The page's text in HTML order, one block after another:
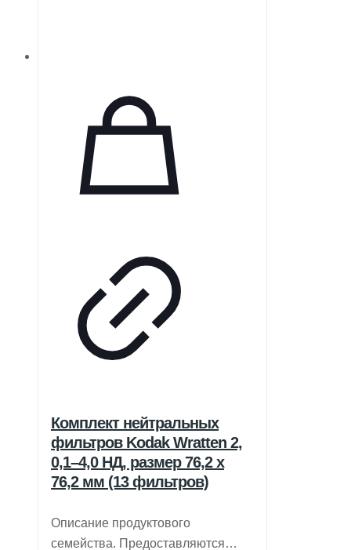
Комплект нейтральных
фильтров Kodak Wratten 2,
0,1–4,0 НД, размер 76,2 x
76,2 мм (13 фильтров)
Описание продуктового
семейства. Предоставляются